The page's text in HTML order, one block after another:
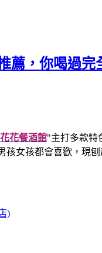
薦，你喝過
花餐酒館"主打多款特
孩女孩都會喜歡， 現
)